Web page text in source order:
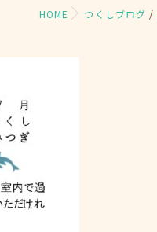
HOME つくしブログ /